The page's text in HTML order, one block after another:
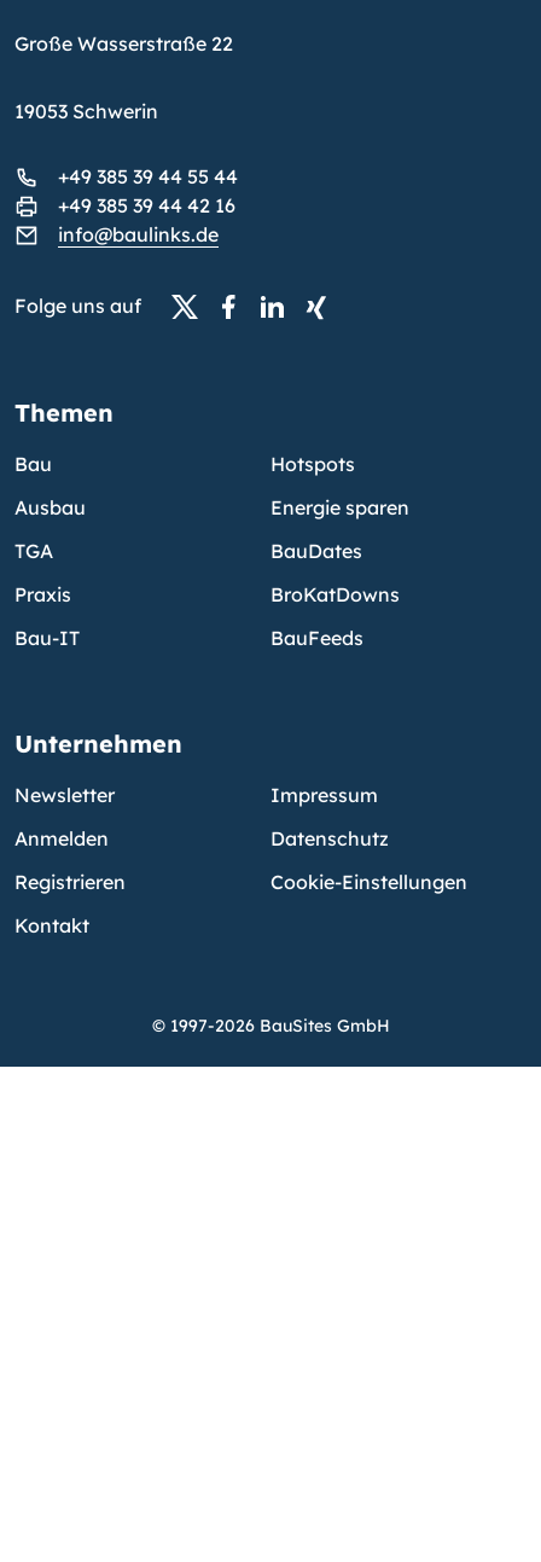
Große Wasserstraße 22
19053 Schwerin
+49 385 39 44 55 44
+49 385 39 44 42 16
info@baulinks.de
Folge uns auf
Themen
Bau
Ausbau
TGA
Praxis
Bau-IT
Hotspots
Energie sparen
BauDates
BroKatDowns
BauFeeds
Unternehmen
Newsletter
Anmelden
Registrieren
Kontakt
Impressum
Datenschutz
Cookie-Einstellungen
© 1997-2026 BauSites GmbH